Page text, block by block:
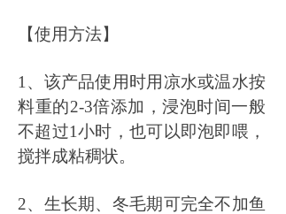
【使用方法】
1、该产品使用时用凉水或温水按
料重的2-3倍添加，浸泡时间一般
不超过1小时，也可以即泡即喂，
搅拌成粘稠状。
2、生长期、冬毛期可完全不加鱼